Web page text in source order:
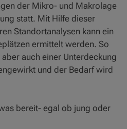
der Mikro- und Makrolage
statt. Mit Hilfe dieser
Standortanalysen kann ein
ermittelt werden. So
auch einer Unterdeckung
und der Bedarf wird
bereit- egal ob jung oder